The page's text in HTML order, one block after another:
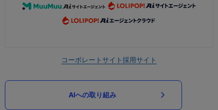
コーポレートサイト採用サイト
AIへの取り組み